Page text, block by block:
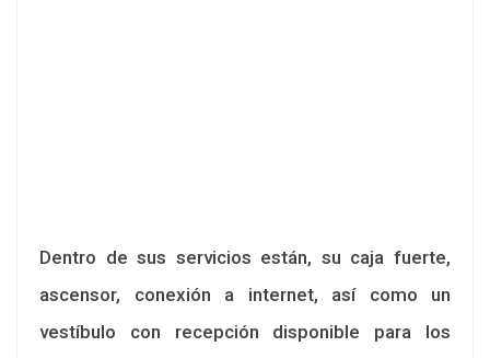
Dentro de sus servicios están, su caja fuerte,
ascensor, conexión a internet, así como un
vestíbulo con recepción disponible para los